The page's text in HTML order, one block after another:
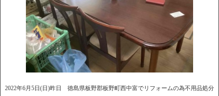
2022年6月5日(日)昨日 徳島県板野郡板野町西中富でリフォームの為不用品処分